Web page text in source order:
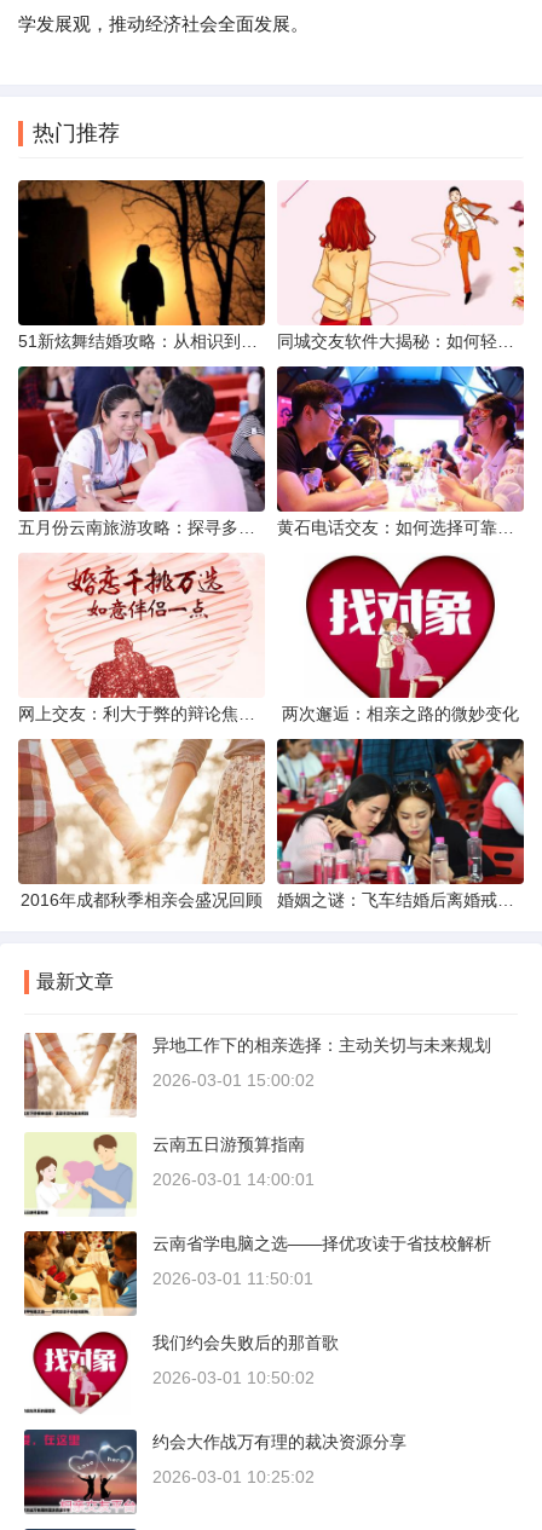
学发展观，推动经济社会全面发展。
热门推荐
两次邂逅：相亲之路的微妙变化
2016年成都秋季相亲会盛况回顾
最新文章
异地工作下的相亲选择：主动关切与未来规划
2026-03-01 15:00:02
云南五日游预算指南
2026-03-01 14:00:01
云南省学电脑之选——择优攻读于省技校解析
2026-03-01 11:50:01
我们约会失败后的那首歌
2026-03-01 10:50:02
约会大作战万有理的裁决资源分享
2026-03-01 10:25:02